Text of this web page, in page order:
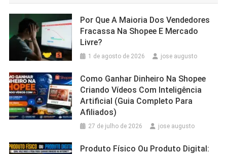
Por Que A Maioria Dos Vendedores
Fracassa Na Shopee E Mercado
Livre?
1 de agosto de 2026 jose augusto
Como Ganhar Dinheiro Na Shopee
Criando Vídeos Com Inteligência
Artificial (Guia Completo Para
Afiliados)
27 de julho de 2026 jose augusto
Produto Físico Ou Produto Digital: